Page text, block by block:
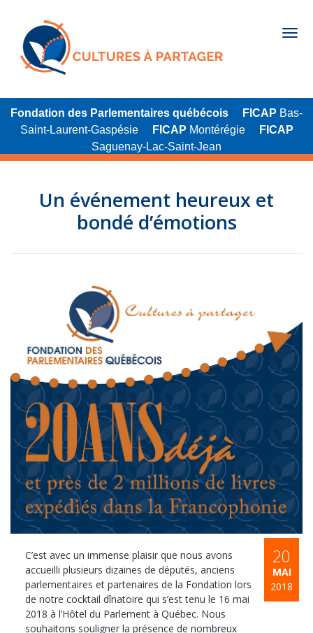
Fondation des Parlementaires québécois FICAP Bas-
Saint-Laurent-Gaspésie
FICAP Montérégie
FICAP
Saguenay-Lac-Saint-Jean
Un événement heureux et
bondé d’émotions
20
MAI
2018
C’est avec un immense plaisir que nous avons
accueilli plusieurs dizaines de députés, anciens
parlementaires et partenaires de la Fondation lors
de notre cocktail dînatoire qui s’est tenu le 16 mai
2018 à l’Hôtel du Parlement à Québec. Nous
souhaitons souligner la présence de nombreux